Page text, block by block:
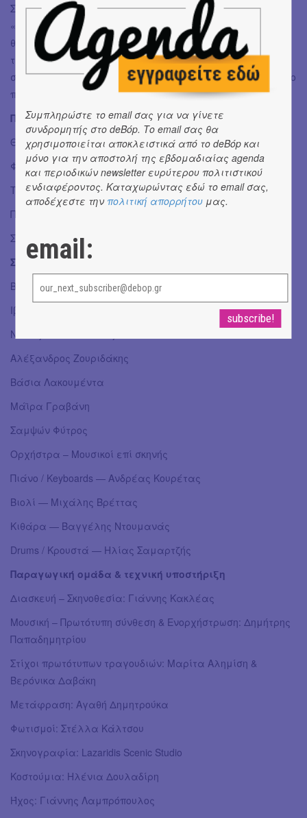
Συνολικά, πρόκειται για μια παράσταση που θα πάει
«σφαίρα» γιατί εμπεριέχει όλα όσα θέλουμε από το
θέατρο. Το χιούμορ, την τριβή με σοβαρά ζητήματα και
την απόδοση όλων αυτών με τρόπο ξεχωριστό από τον
σκηνοθέτη και την ομάδα παραγωγής αλλά και ένα θίασο
που έχει δουλέψει και φαίνεται.
Πληροφορίες
Θέατρο Τέχνης Καρόλου Κουν, Σκηνή Φρυνίχου
Φρυνίχου 14
Τετάρτη & Κυριακή: 19:00
Πέμπτη & Παρασκευή: 21:00
Σάββατο: 18:00 | 21:00
Συντελεστές
Βερόνικα Δαβάκη
Ιβάν Σβιτάϊλο
Ντίνος Ποντικόπουλος
Αλέξανδρος Ζουριδάκης
Βάσια Λακουμέντα
Μάϊρα Γραβάνη
Σαμψών Φύτρος
Ορχήστρα – Μουσικοί επί σκηνής
Πιάνο / Keyboards — Ανδρέας Κουρέτας
Βιολί — Μιχάλης Βρέττας
Κιθάρα — Βαγγέλης Ντουμανάς
Drums / Κρουστά — Ηλίας Σαμαρτζής
Παραγωγική ομάδα & τεχνική υποστήριξη
Διασκευή – Σκηνοθεσία: Γιάννης Κακλέας
Μουσική – Πρωτότυπη σύνθεση & Ενορχήστρωση: Δημήτρης
Παπαδημητρίου
Στίχοι πρωτότυπων τραγουδιών: Μαρίτα Αλημίση &
Βερόνικα Δαβάκη
Μετάφραση: Αγαθή Δημητρούκα
Φωτισμοί: Στέλλα Κάλτσου
Σκηνογραφία: Lazaridis Scenic Studio
Κοστούμια: Ηλένια Δουλαδίρη
Ήχος: Γιάννης Λαμπρόπουλος
Συμπληρώστε το email σας για να γίνετε
συνδρομητής στο deBόp. Το email σας θα
χρησιμοποιείται αποκλειστικά από το deBόp και
μόνο για την αποστολή της εβδομαδιαίας agenda
και περιοδικών newsletter ευρύτερου πολιτιστικού
ενδιαφέροντος. Καταχωρώντας εδώ το email σας,
αποδέχεστε την πολιτική απορρήτου μας.
email: